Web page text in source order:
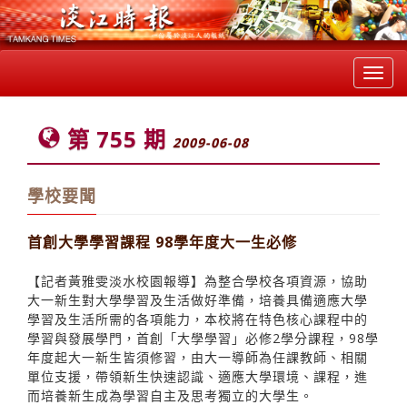
第 755 期 2009-06-08
學校要聞
首創大學學習課程 98學年度大一生必修
【記者黃雅雯淡水校園報導】為整合學校各項資源，協助
大一新生對大學學習及生活做好準備，培養具備適應大學
學習及生活所需的各項能力，本校將在特色核心課程中的
學習與發展學門，首創「大學學習」必修2學分課程，98學
年度起大一新生皆須修習，由大一導師為任課教師、相關
單位支援，帶領新生快速認識、適應大學環境、課程，進
而培養新生成為學習自主及思考獨立的大學生。